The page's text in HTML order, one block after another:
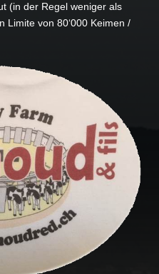
(in der Regel weniger als
Limite von 80‘000 Keimen /